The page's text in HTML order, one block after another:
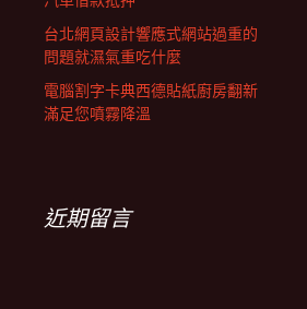
台北網頁設計響應式網站過重的
問題就濕氣重吃什麼
電腦割字卡典西德貼紙廚房翻新
滿足您噴霧降溫
近期留言